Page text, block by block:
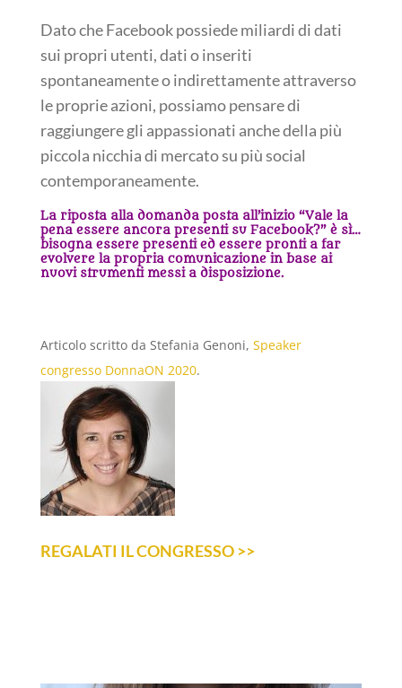
Dato che Facebook possiede miliardi di dati
sui propri utenti, dati o inseriti
spontaneamente o indirettamente attraverso
le proprie azioni, possiamo pensare di
raggiungere gli appassionati anche della più
piccola nicchia di mercato su più social
contemporaneamente.
La riposta alla domanda posta all’inizio “Vale la
pena essere ancora presenti su Facebook?” è sì…
bisogna essere presenti ed essere pronti a far
evolvere la propria comunicazione in base ai
nuovi strumenti messi a disposizione.
Articolo scritto da Stefania Genoni, Speaker
congresso DonnaON 2020.
REGALATI IL CONGRESSO >>